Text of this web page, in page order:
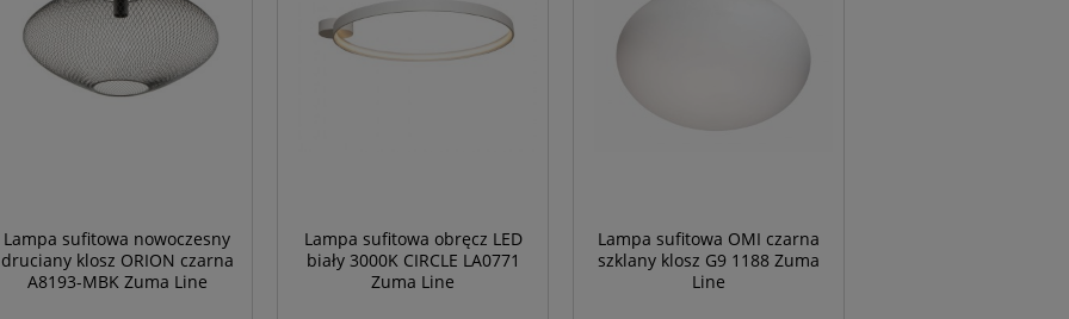
Lampa sufitowa nowoczesny
druciany klosz ORION czarna
A8193-MBK Zuma Line
Lampa sufitowa obręcz LED
biały 3000K CIRCLE LA0771
Zuma Line
Lampa sufitowa OMI czarna
szklany klosz G9 1188 Zuma
Line